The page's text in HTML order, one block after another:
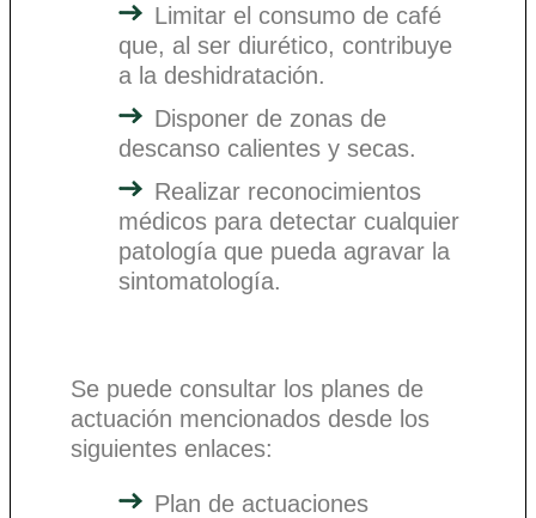
Limitar el consumo de café
que, al ser diurético, contribuye
a la deshidratación.
Disponer de zonas de
descanso calientes y secas.
Realizar reconocimientos
médicos para detectar cualquier
patología que pueda agravar la
sintomatología.
Se puede consultar los planes de
actuación mencionados desde los
siguientes enlaces:
Plan de actuaciones